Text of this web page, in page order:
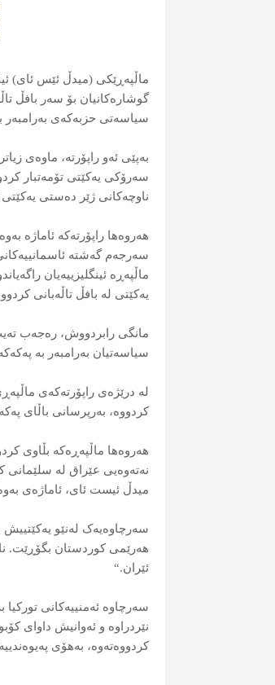
ماڵپەڕێکی (میدڵ ئێس ئای)
گوشارەکانیان بۆ سەر بافڵ
سیاسەتی حزبەكەی بەرامبەر
بەپێی ئەو راپۆرتە، ماوەی
سەرۆكی یەكێتی تۆمەتبار
ناوچەکانی ژێر دەستی
هەروەها راپۆرتەکە ئاماژە
سەرجەم گەشتە
ماڵپەڕە ئینگلیزییەیان
یەكێتی لە بافڵ تاڵەبانی
مانگی رابردووش، رەجەب
سیاسەتیان بەرامبەر بە
لە درێژەی راپۆرتەکەی
کردووە، بەرپرسانی باڵای
هەروەها ماڵپەڕەکە بڵاوی
نەتەوەیی عێراق لە سلێمانی
میدڵ ئیست ئای، ئاماژەی
سەرچاوەیەک لەنێو یەکێتییش
هەرێمی کوردستان بگۆڕێت.
ئێران.“
سەرچاوە ئەمنییەکانی تورکیا
نێردراوە و ئەوانیش داوای
کردووەتەوە، بەهۆی